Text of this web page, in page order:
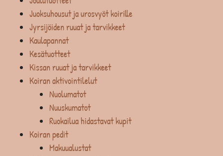
Juoksuhousut ja urosvyöt koirille
Jyrsijöiden ruuat ja tarvikkeet
Kaulapannat
Kesätuotteet
Kissan ruuat ja tarvikkeet
Koiran aktivointilelut
Nuolumatot
Nuuskumatot
Ruokailua hidastavat kupit
Koiran pedit
Makuualustat